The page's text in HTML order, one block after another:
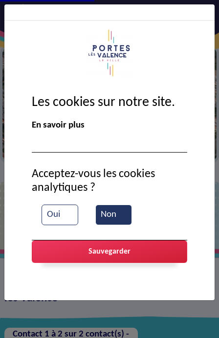
> Annuaire
Liste des contacts
lès-Valence
Contact 1 à 2 sur 2 contact(s) -
Les cookies sur notre site.
En savoir plus
Oui Non
Acceptez-vous les cookies
analytiques ?
Sauvegarder